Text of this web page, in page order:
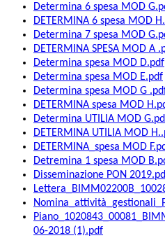
Determina 6 spesa MOD
DETERMINA 6 spesa MOD
Determina 7 spesa MOD
DETERMINA SPESA MOD A
Determina spesa MOD D.pdf
Determina spesa MOD E.pdf
Determina spesa MOD G
DETERMINA spesa MOD
Determina UTILIA MOD
DETERMINA UTILIA MOD
DETERMINA_spesa MOD
Detremina 1 spesa MOD
Disseminazione PON
06-2018 (1).pdf